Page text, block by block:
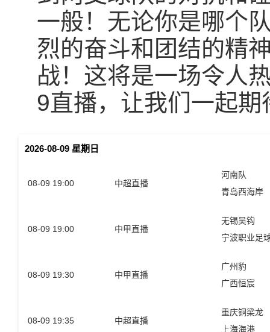
一般！无论你是哪个
烈的奋斗和团结的精
战！这将是一场令人
9直播，让我们一起
2026-08-09 星期日
08-09 19:00 中超直播
河南队
青岛西海岸
08-09 19:00 中甲直播
无锡吴钩
08-09 19:30 中甲直播
广州豹
广西恒宸
08-09 19:35 中超直播
重庆铜梁龙
上海海港